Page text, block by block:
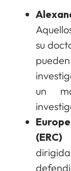
su
un